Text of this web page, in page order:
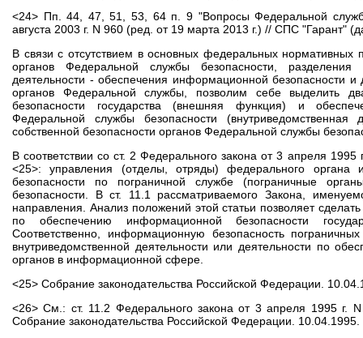
<24> Пп. 44, 47, 51, 53, 64 п. 9 "Вопросы Федеральной
августа 2003 г. N 960 (ред. от 19 марта 2013 г.) // СПС "Гарант"
В связи с отсутствием в основных федеральных нормативных
органов Федеральной службы безопасности,
деятельности - обеспечения информационной безопасности
органов Федеральной службы, позволим себе выделить
безопасности государства (внешняя функция) и
Федеральной службы безопасности (внутриведомственная
собственной безопасности органов Федеральной службы
В соответствии со ст. 2 Федерального закона от 3 апреля
<25>: управления (отделы, отряды) федерального органа
безопасности по пограничной службе (пограничные
безопасности. В ст. 11.1 рассматриваемого Закона,
направления. Анализ положений этой статьи позволяет
по обеспечению информационной безопасности
Соответственно, информационную безопасность
внутриведомственной деятельности или деятельности по
органов в информационной сфере.
<25> Собрание законодательства Российской Федерации.
<26> См.: ст. 11.2 Федерального закона от 3 апреля 1995 г.
Собрание законодательства Российской Федерации.